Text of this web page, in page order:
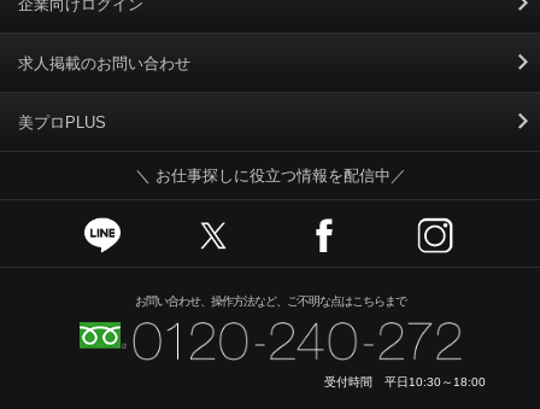
利用規約
掲載規約
個人情報保護ポリシー
個人情報のお取り扱いについて
Cookieポリシー
企業向けログイン
求人掲載のお問い合わせ
美プロPLUS
＼ お仕事探しに役立つ情報を配信中／
お問い合わせ、操作方法など、ご不明な点はこちらまで
受付時間 平日10:30～18:00